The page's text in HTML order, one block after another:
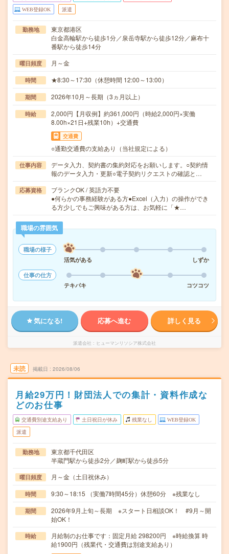
WEB登録OK 派遣
勤務地
東京都港区
白金高輪駅から徒歩1分／泉岳寺駅から徒歩12分／麻布十
番駅から徒歩14分
曜日頻度 月～金
時間 ★8:30～17:30（休憩時間 12:00～13:00）
期間 2026年10月～長期（3ヵ月以上）
時給
2,000円【月収例】約361,000円（時給2,000円×実働
8.00h×21日+残業10h）+交通費
交通費
○通勤交通費の支給あり（当社規定による）
仕事内容
データ入力、契約書の集約対応をお願いします。○契約情
報のデータ入力・更新○電子契約リクエストの確認と…
応募資格
ブランクOK / 英語力不要
●何らかの事務経験がある方●Excel（入力）の操作ができ
る方少しでもご興味がある方は、お気軽に「★…
職場の雰囲気
職場の様子
活気がある
しずか
仕事の仕方
テキパキ
コツコツ
気になる! 応募へ進む 詳しく見る
派遣会社 ヒューマンリソシア株式会社
未読 掲載日 2026/08/06
月給29万円！財団法人での集計・資料作成な
どのお仕事
交通費別途支給あり 土日祝日が休み 残業なし WEB登録OK
派遣
勤務地
東京都千代田区
半蔵門駅から徒歩2分／麹町駅から徒歩5分
曜日頻度 月～金（土日祝休み）
時間 9:30～18:15 （実働7時間45分）休憩60分 ※残業なし
期間
2026年9月上旬～長期 ※スタート日相談OK！ #9月～開
始OK！
時給
月給制のお仕事です：固定月給 298200円 ※時給換算 時
給1900円（残業代・交通費は別途支給あり）